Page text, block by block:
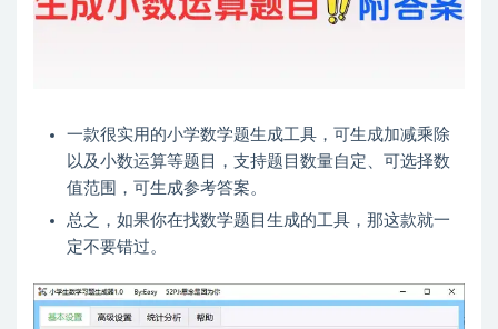
一款很实用的小学数学题生成工具，可生成加减乘除
以及小数运算等题目，支持题目数量自定、可选择数
值范围，可生成参考答案。
总之，如果你在找数学题目生成的工具，那这款就一
定不要错过。